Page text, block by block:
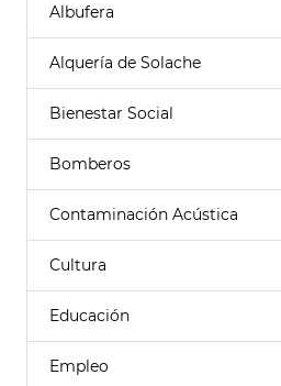
Albufera
Alquería de Solache
Bienestar Social
Bomberos
Contaminación Acústica
Cultura
Educación
Empleo